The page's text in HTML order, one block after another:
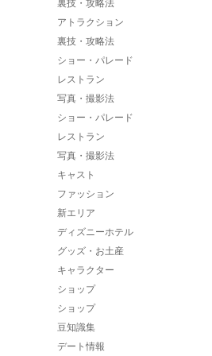
裏技・攻略法
アトラクション
裏技・攻略法
ショー・パレード
レストラン
写真・撮影法
ショー・パレード
レストラン
写真・撮影法
キャスト
ファッション
新エリア
ディズニーホテル
グッズ・お土産
キャラクター
ショップ
ショップ
豆知識集
デート情報